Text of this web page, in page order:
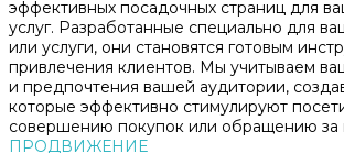
эффективных посадочных страниц для
услуг. Разработанные специально для
или услуги, они становятся готовым
привлечения клиентов. Мы учитываем
и предпочтения вашей аудитории,
которые эффективно стимулируют
совершению покупок или обращению за
ПРОДВИЖЕНИЕ